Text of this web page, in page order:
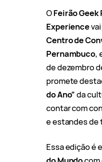
OFeirão Geek
Experience
Centro de
Pernambuco,
de dezembro
promete
do Ano”da
contar com
e estandes de
Essa edição é